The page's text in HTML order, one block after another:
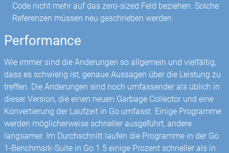
Code nicht mehr auf das zero-sized Feld beziehen. Solche
Referenzen müssen neu geschrieben werden.
Performance
Wie immer sind die Änderungen so allgemein und vielfältig,
dass es schwierig ist, genaue Aussagen über die Leistung zu
treffen. Die Änderungen sind noch umfassender als üblich in
dieser Version, die einen neuen Garbage Collector und eine
Konvertierung der Laufzeit in Go umfasst. Einige Programme
werden möglicherweise schneller ausgeführt, andere
langsamer. Im Durchschnitt laufen die Programme in der Go
1-Benchmark-Suite in Go 1.5 einige Prozent schneller als in